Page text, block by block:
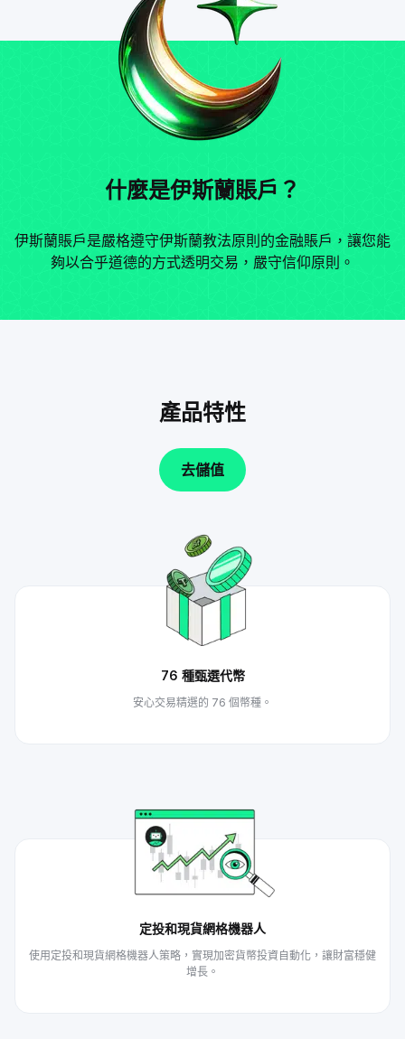
什麼是伊斯蘭賬戶？
伊斯蘭賬戶是嚴格遵守伊斯蘭教法原則的金融賬戶，讓您能
夠以合乎道德的方式透明交易，嚴守信仰原則。
產品特性
去儲值
76 種甄選代幣
安心交易精選的 76 個幣種。
定投和現貨網格機器人
使用定投和現貨網格機器人策略，實現加密貨幣投資自動化，讓財富穩健
增長。